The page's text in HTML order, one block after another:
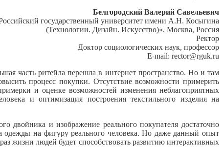
Белгородский Валерий Савельевич
государственный университет имени А.Н. Косыгина
(Технологии. Дизайн. Искусство)», Москва, Россия
Ректор
Доктор социологических наук, профессор
E-mail: rector@rguk.ru
часть ритейла перешла в интернет пространство. Но и там
процесс покупки. Отсутствие возможности примерить
и оценке возможностей изменения неблагоприятных
и оптимизация построения текстильного изделия на
двойника и изображение реального покупателя достаточно
одежды на фигуру реального человека. Но даже данный опыт
жизни людей будет способствовать развитию интерактивных